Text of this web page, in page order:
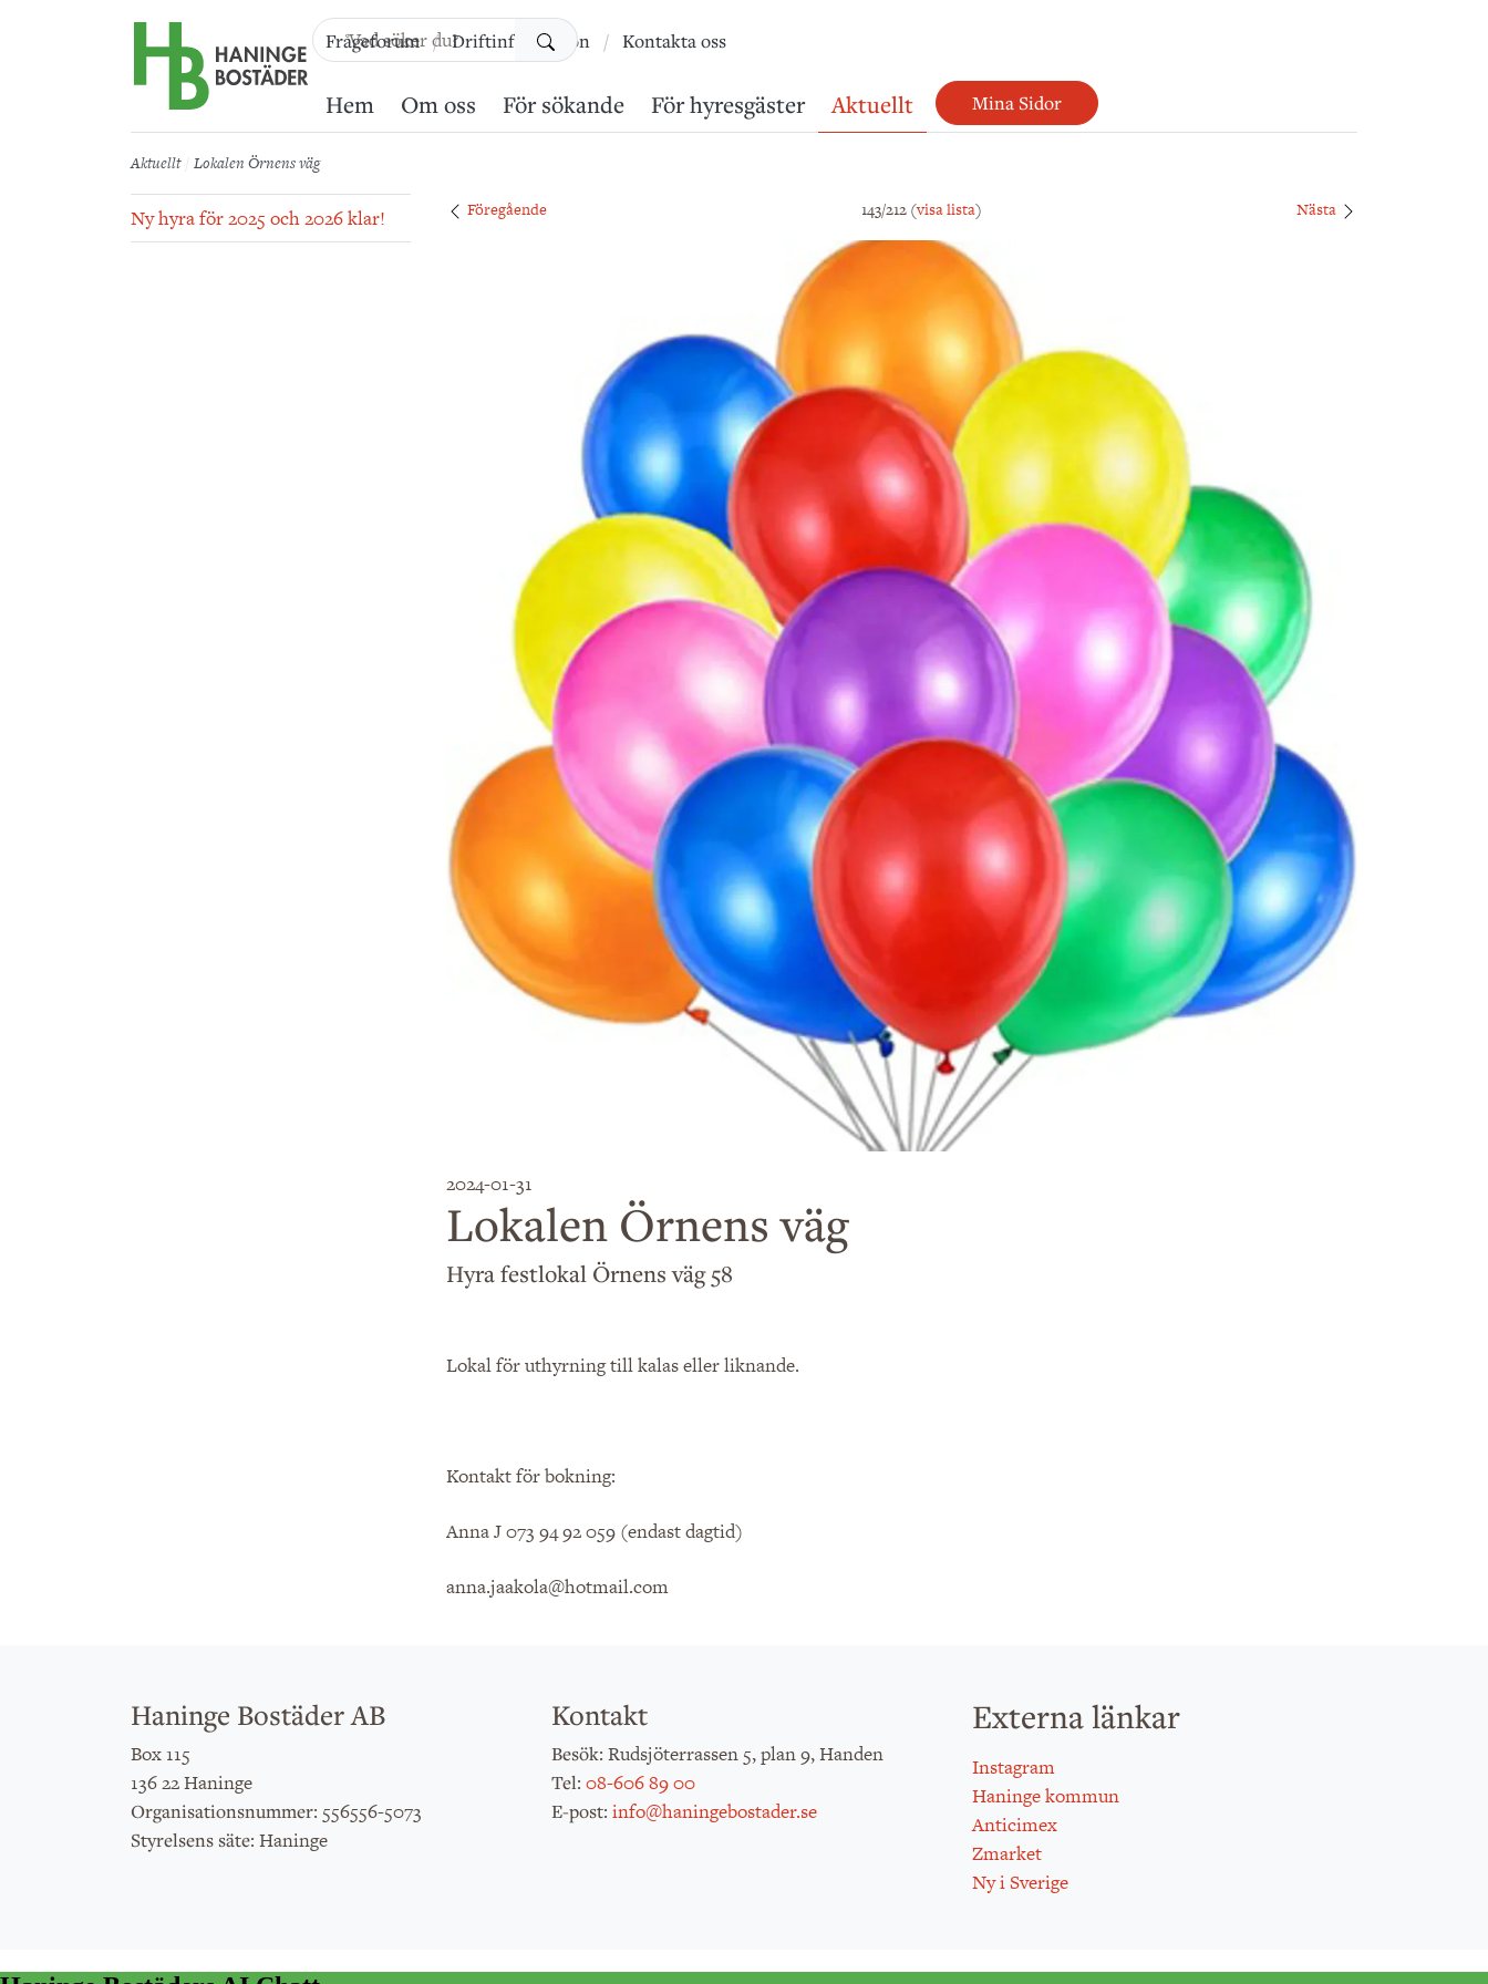
Sök
Hem Om oss För sökande För hyresgäster Aktuellt Mina Sidor
Frågeforum Driftinformation Kontakta oss
Aktuellt Lokalen Örnens väg
Ny hyra för 2025 och 2026 klar! Föregående 143/212 (visa lista) Nästa
2024-01-31
Lokalen Örnens väg
Hyra festlokal Örnens väg 58
Lokal för uthyrning till kalas eller liknande.
Kontakt för bokning:
Anna J 073 94 92 059 (endast dagtid)
anna.jaakola@hotmail.com
Haninge Bostäder AB
Box 115
136 22 Haninge
Organisationsnummer: 556556-5073
Styrelsens säte: Haninge
Kontakt
Besök: Rudsjöterrassen 5, plan 9, Handen
Tel: 08-606 89 00
E-post: info@haningebostader.se
Externa länkar
Instagram
Haninge kommun
Anticimex
Zmarket
Ny i Sverige